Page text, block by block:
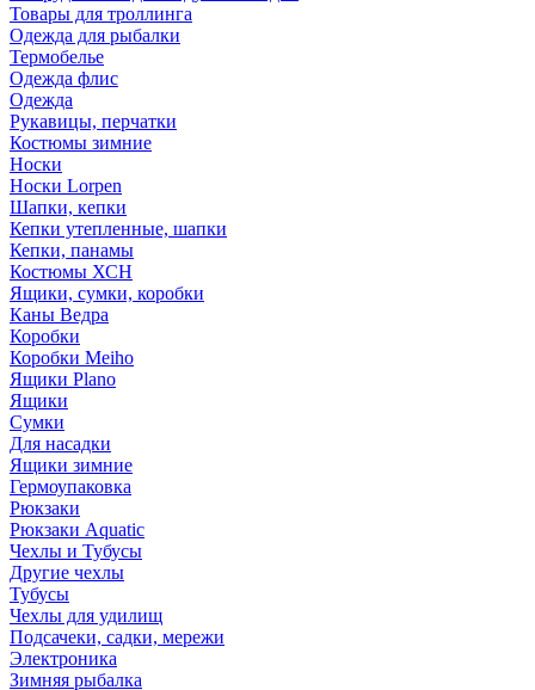
Товары для троллинга
Одежда для рыбалки
Термобелье
Одежда флис
Одежда
Рукавицы, перчатки
Костюмы зимние
Носки
Носки Lorpen
Шапки, кепки
Кепки утепленные, шапки
Кепки, панамы
Костюмы ХСН
Ящики, сумки, коробки
Каны Ведра
Коробки
Коробки Meiho
Ящики Plano
Ящики
Сумки
Для насадки
Ящики зимние
Гермоупаковка
Рюкзаки
Рюкзаки Aquatic
Чехлы и Тубусы
Другие чехлы
Тубусы
Чехлы для удилищ
Подсачеки, садки, мережи
Электроника
Зимняя рыбалка